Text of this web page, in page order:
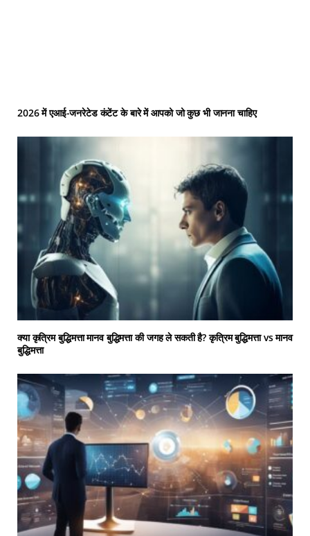
2026 में एआई-जनरेटेड कंटेंट के बारे में आपको जो कुछ भी जानना चाहिए
क्या कृत्रिम बुद्धिमत्ता मानव बुद्धिमत्ता की जगह ले सकती है? कृत्रिम बुद्धिमत्ता vs मानव
बुद्धिमत्ता